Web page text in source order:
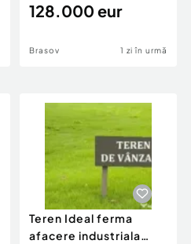
pentru renovar
128.000 eur
Brasov 1 zi în urmă
Teren Ideal ferma
afacere industriala